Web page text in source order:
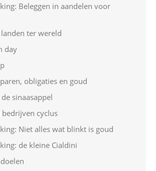
Beleggen in aandelen voor
ter wereld
day
obligaties en goud
sinaasappel
cyclus
Niet alles wat blinkt is goud
de kleine Cialdini